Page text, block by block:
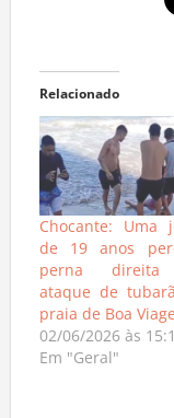
Relacionado
Chocante: Uma
de 19 anos
perna
ataque de
praia de Boa
02/06/2026 às
Em "Geral"